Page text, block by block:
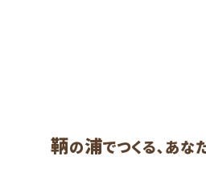
鞆の浦でつくる､あな